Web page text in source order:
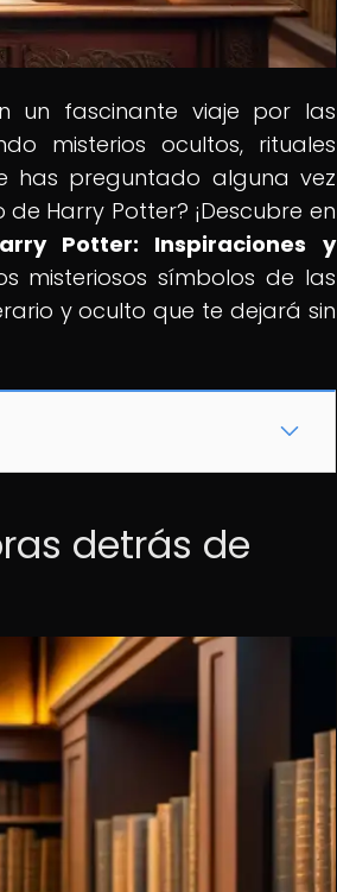
un fascinante viaje por las
misterios ocultos, rituales
has preguntado alguna vez
Harry Potter? ¡Descubre en
Potter: Inspiraciones y
misteriosos símbolos de las
y oculto que te dejará sin
detrás de